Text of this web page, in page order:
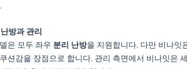
방과 관리
은 모두 좌우 분리 난방을 지원합니다. 다만 비나잇
션감을 장점으로 합니다. 관리 측면에서 비나잇은